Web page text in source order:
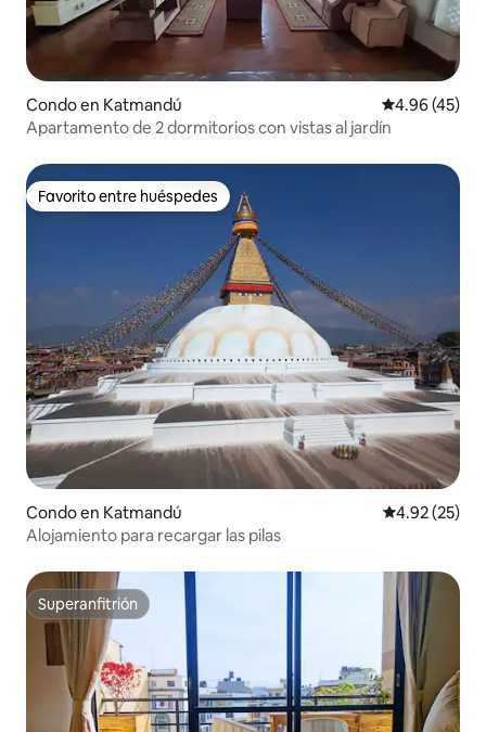
Condo en Katmandú Calificación
4.96 (45)
Apartamento de 2 dormitorios con vistas al jardín
Favorito entre huéspedes
Favorito entre huéspedes
Condo en Katmandú Calificación
4.92 (25)
Alojamiento para recargar las pilas
Superanfitrión
Superanfitrión